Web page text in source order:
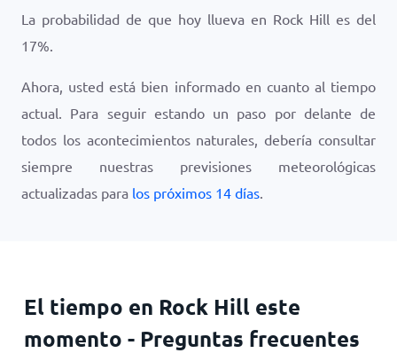
La probabilidad de que hoy llueva en Rock Hill es del
17%.
Ahora, usted está bien informado en cuanto al tiempo
actual. Para seguir estando un paso por delante de
todos los acontecimientos naturales, debería consultar
siempre nuestras previsiones meteorológicas
actualizadas para los próximos 14 días.
El tiempo en Rock Hill este
momento - Preguntas frecuentes